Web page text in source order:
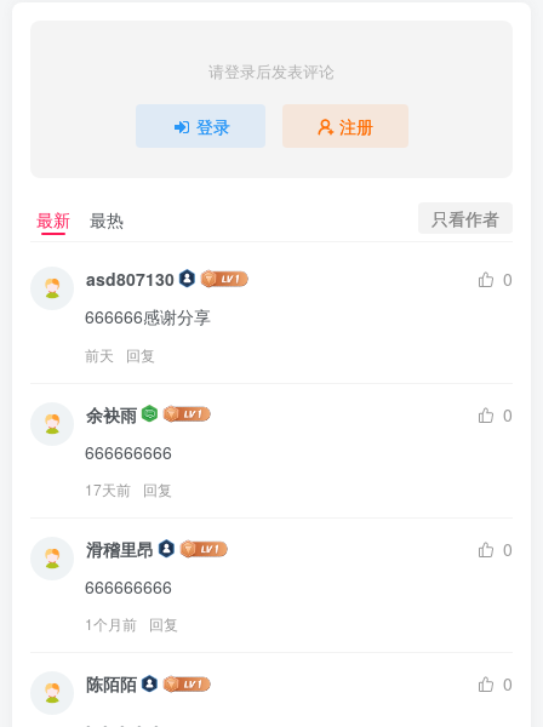
请登录后发表评论
登录 注册
最新 最热 只看作者
asd807130
0
666666感谢分享
前天 回复
余袂雨
0
666666666
17天前 回复
滑稽里昂
0
666666666
1个月前 回复
陈陌陌
0
。。。。。